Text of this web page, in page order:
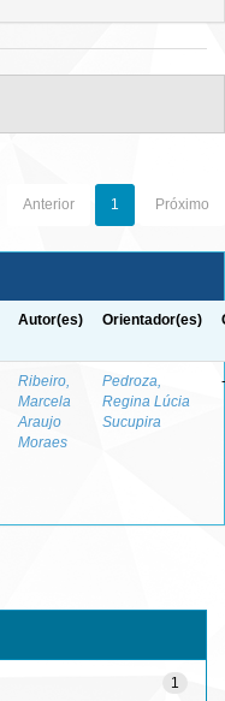
Anterior 1 Próximo
Autor(es) Orientador(es)
Ribeiro,
Marcela
Araujo
Moraes
Pedroza,
Regina Lúcia
Sucupira
-
1